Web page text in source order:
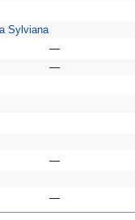
Sylviana
—
—
—
—